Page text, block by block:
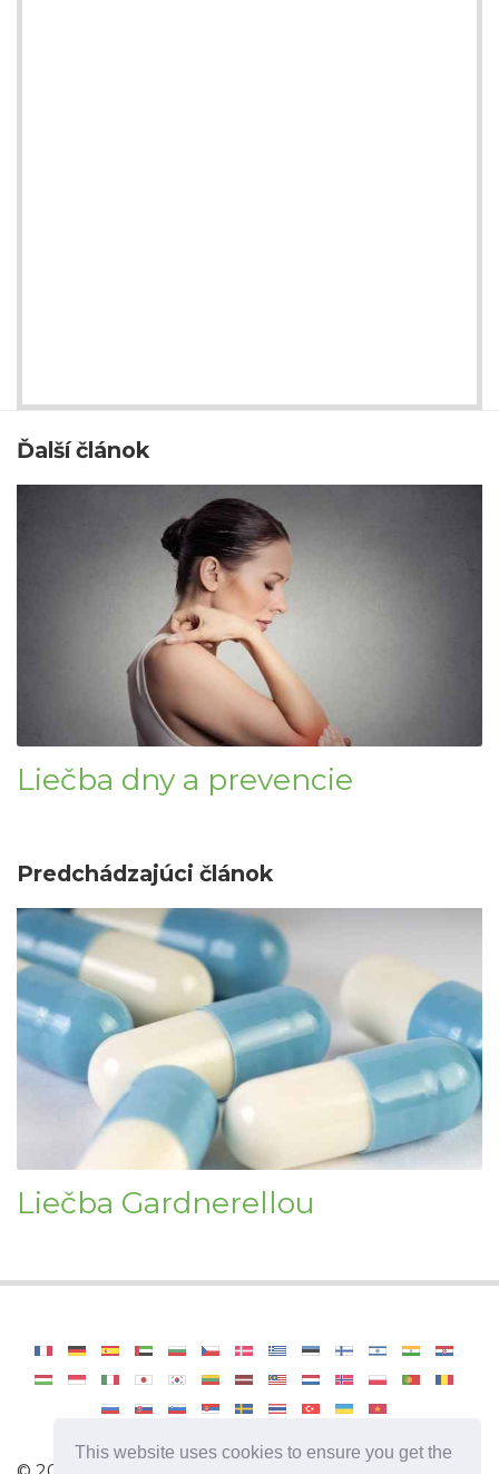
This website uses cookies to ensure you get the
Ďalší článok
Liečba dny a prevencie
Predchádzajúci článok
Liečba Gardnerellou